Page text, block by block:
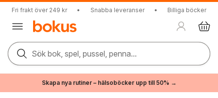
Fri frakt över 249 kr • Snabba leveranser • Billiga böcker
Sök bok, spel, pussel, penna...
Skapa nya rutiner – hälsoböcker upp till 50% →